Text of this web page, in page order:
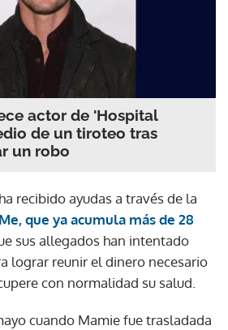
actor de 'Hospital
de un tiroteo tras
un robo
recibido ayudas a través de la
que ya acumula más de 28
sus allegados han intentado
lograr reunir el dinero necesario
con normalidad su salud.
cuando Mamie fue trasladada